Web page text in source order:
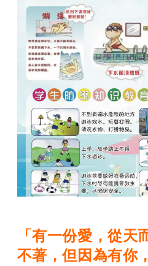
「有一份愛，從天
不著，但因為有你